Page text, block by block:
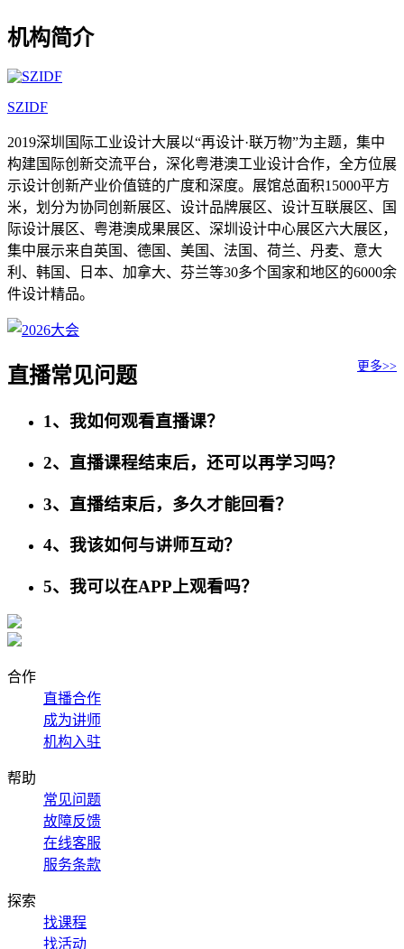
机构简介
SZIDF
2019深圳国际工业设计大展以“再设计·联万物”为主题，集中
构建国际创新交流平台，深化粤港澳工业设计合作，全方位展
示设计创新产业价值链的广度和深度。展馆总面积15000平方
米，划分为协同创新展区、设计品牌展区、设计互联展区、国
际设计展区、粤港澳成果展区、深圳设计中心展区六大展区，
集中展示来自英国、德国、美国、法国、荷兰、丹麦、意大
利、韩国、日本、加拿大、芬兰等30多个国家和地区的6000余
件设计精品。
直播常见问题 更多>>
1、我如何观看直播课？
2、直播课程结束后，还可以再学习吗？
3、直播结束后，多久才能回看？
4、我该如何与讲师互动？
5、我可以在APP上观看吗？
合作
直播合作
成为讲师
机构入驻
帮助
常见问题
故障反馈
在线客服
服务条款
探索
找课程
找活动